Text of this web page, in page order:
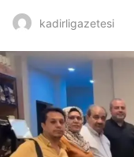
kadirligazetesi